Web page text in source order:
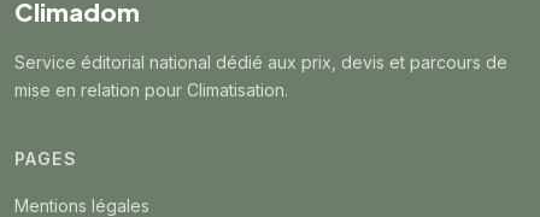
Climadom
Service éditorial national dédié aux prix, devis et parcours de
mise en relation pour Climatisation.
PAGES
Mentions légales